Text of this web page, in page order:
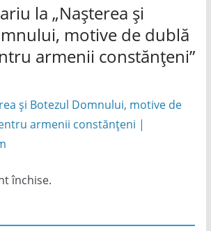
la „Nașterea și
motive de dublă
armenii constănțeni”
și Botezul Domnului, motive de
armenii constănțeni |
închise.